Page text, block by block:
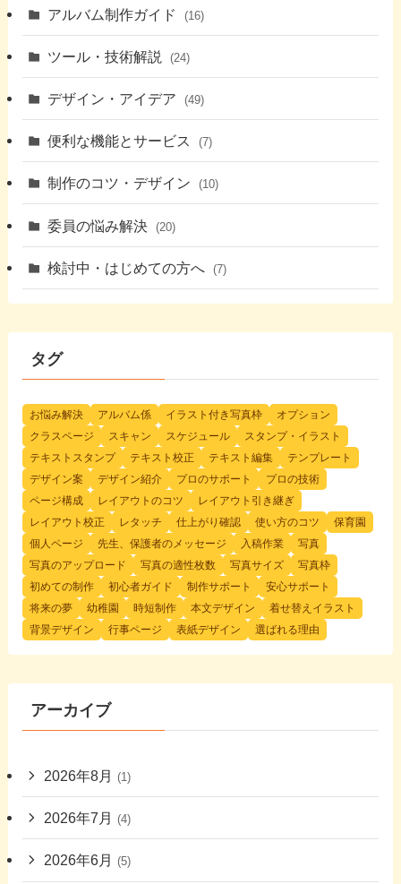
アルバム制作ガイド (16)
ツール・技術解説 (24)
デザイン・アイデア (49)
便利な機能とサービス (7)
制作のコツ・デザイン (10)
委員の悩み解決 (20)
検討中・はじめての方へ (7)
タグ
お悩み解決 アルバム係 イラスト付き写真枠
オプション
クラスページ
スキャン スケジュール
スタンプ・イラスト
テキストスタンプ
テキスト校正 テキスト編集
テンプレート
デザイン案
デザイン紹介 プロのサポート
プロの技術
ページ構成
レイアウトのコツ
レイアウト引き継ぎ
レイアウト校正
レタッチ 仕上がり確認 使い方のコツ
保育園
個人ページ
先生、保護者のメッセージ 入稿作業
写真
写真のアップロード
写真の適性枚数 写真サイズ
写真枠
初めての制作
初心者ガイド 制作サポート
安心サポート
将来の夢
幼稚園 時短制作 本文デザイン
着せ替えイラスト
背景デザイン
行事ページ 表紙デザイン 選ばれる理由
アーカイブ
2026年8月 (1)
2026年7月 (4)
2026年6月 (5)